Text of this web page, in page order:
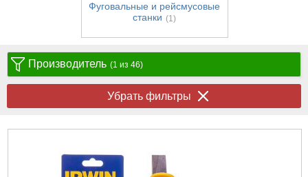
Фуговальные и рейсмусовые
станки (1)
Производитель (1 из 46)
Убрать фильтры